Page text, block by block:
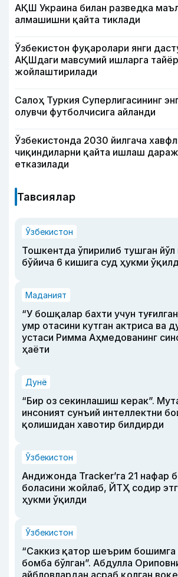
АҚШ Украина билан разведка
алмашишни қайта тиклади
Ўзбекистон фуқаролари янги
АҚШдаги мавсумий ишларга
жойлаштирилади
Салоҳ Туркия Суперлигасининг
олувчи футболчисига айланди
Ўзбекистонда 2030 йилгача
чиқиндиларни қайта ишлаш
етказилади
Тавсиялар
Ўзбекистон
Тошкентда ўпирилиб тушган
бўйича 6 кишига суд ҳукми
Маданият
“У бошқалар бахти учун
умр отасини кутган актриса ва
устаси Римма Аҳмедованинг
ҳаёти
Дунё
“Бир оз секинлашиш керак”.
инсоният сунъий интеллектни
қолишидан хавотир билдирди
Ўзбекистон
Андижонда Tracker’га 21 нафар
боласини жойлаб, ЙТҲ содир
ҳукми ўқилди
Ўзбекистон
“Саккиз қатор шеърим бошимга
бомба бўлган”. Абдулла
айбловлардан асраб қолган